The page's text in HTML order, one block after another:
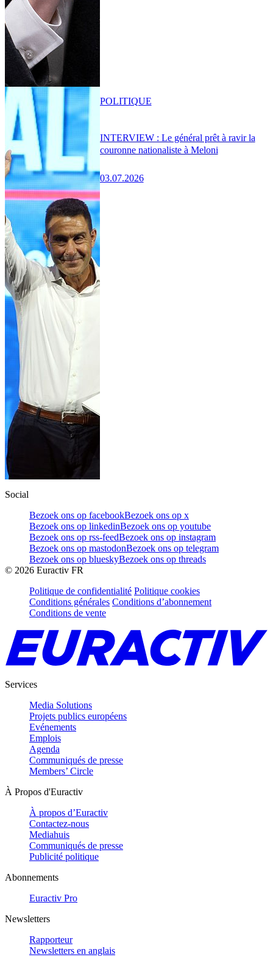
INTERVIEW : Le général prêt à ravir la
couronne nationaliste à Meloni
03.07.2026
POLITIQUE
Social
Bezoek ons op facebookBezoek ons op x
Bezoek ons op linkedinBezoek ons op youtube
Bezoek ons op rss-feedBezoek ons op instagram
Bezoek ons op mastodonBezoek ons op telegram
Bezoek ons op blueskyBezoek ons op threads
© 2026 Euractiv FR
Politique de confidentialité Politique cookies
Conditions générales Conditions d’abonnement
Conditions de vente
Services
Media Solutions
Projets publics européens
Evénements
Emplois
Agenda
Communiqués de presse
Members’ Circle
À Propos d'Euractiv
À propos d’Euractiv
Contactez-nous
Mediahuis
Communiqués de presse
Publicité politique
Abonnements
Euractiv Pro
Newsletters
Rapporteur
Newsletters en anglais